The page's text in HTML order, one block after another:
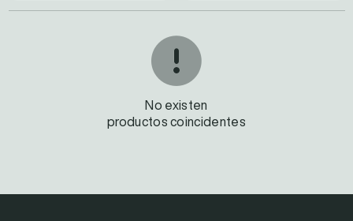
No existen
productos coincidentes